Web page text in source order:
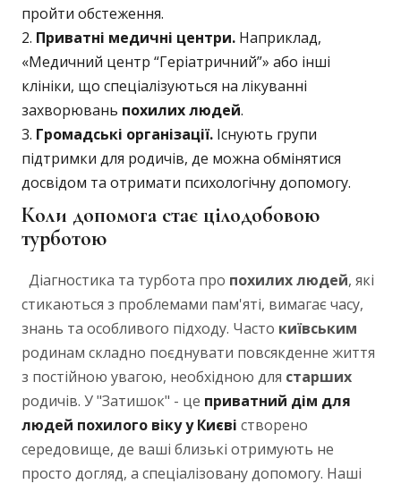
пройти обстеження.
Приватні медичні центри. Наприклад,
«Медичний центр “Геріатричний”» або інші
клініки, що спеціалізуються на лікуванні
захворювань похилих людей.
Громадські організації. Існують групи
підтримки для родичів, де можна обмінятися
досвідом та отримати психологічну допомогу.
Коли допомога стає цілодобовою
турботою
Діагностика та турбота про похилих людей, які
стикаються з проблемами пам'яті, вимагає часу,
знань та особливого підходу. Часто київським
родинам складно поєднувати повсякденне життя
з постійною увагою, необхідною для старших
родичів. У "Затишок" - це приватний дім для
людей похилого віку у Києві створено
середовище, де ваші близькі отримують не
просто догляд, а спеціалізовану допомогу. Наші